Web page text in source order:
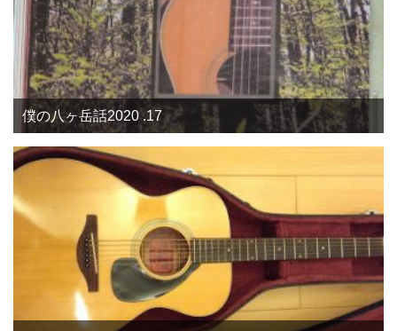
僕の八ヶ岳話2020 .17